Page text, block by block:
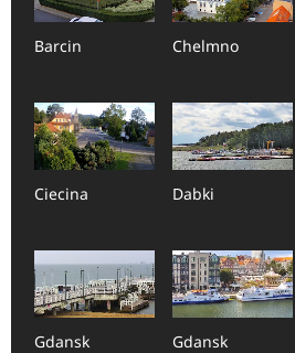
Barcin Chelmno
Ciecina Dabki
Gdansk Gdansk